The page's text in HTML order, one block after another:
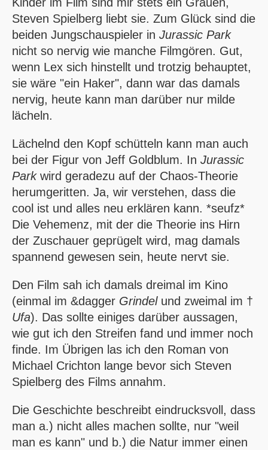
Steven Spielberg liebt sie. Zum Glück sind die
beiden Jungschauspieler in Jurassic Park
nicht so nervig wie manche Filmgören. Gut,
wenn Lex sich hinstellt und trotzig behauptet,
sie wäre "ein Haker", dann war das damals
nervig, heute kann man darüber nur milde
lächeln.
Lächelnd den Kopf schütteln kann man auch
bei der Figur von Jeff Goldblum. In Jurassic
Parkwird geradezu auf der Chaos-Theorie
herumgeritten. Ja, wir verstehen, dass die
cool ist und alles neu erklären kann. *seufz*
Die Vehemenz, mit der die Theorie ins Hirn
der Zuschauer geprügelt wird, mag damals
spannend gewesen sein, heute nervt sie.
Den Film sah ich damals dreimal im Kino
(einmal im &dagger Grindelund zweimal im †
Ufa). Das sollte einiges darüber aussagen,
wie gut ich den Streifen fand und immer noch
finde. Im Übrigen las ich den Roman von
Michael Crichton lange bevor sich Steven
Spielberg des Films annahm.
Die Geschichte beschreibt eindrucksvoll, dass
man a.) nicht alles machen sollte, nur "weil
man es kann" und b.) die Natur immer einen